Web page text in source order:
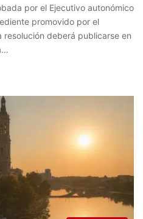
por el Ejecutivo autonómico
promovido por el
deberá publicarse en